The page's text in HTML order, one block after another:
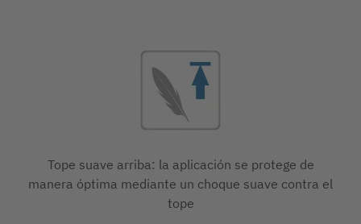
Tope suave arriba: la aplicación se protege de
manera óptima mediante un choque suave contra el
tope